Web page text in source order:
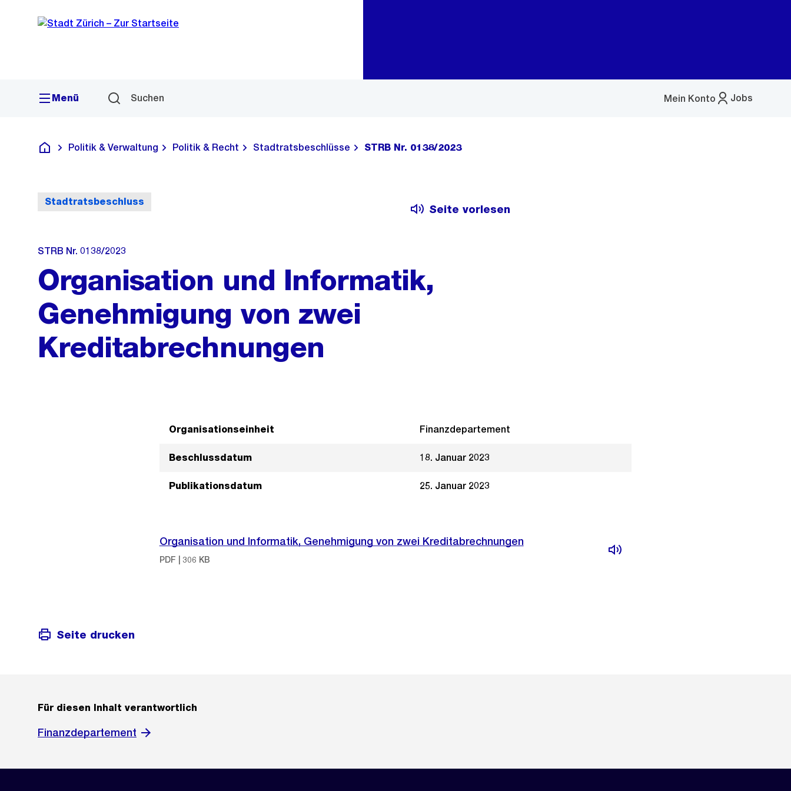
Navigation
Sprunglink
Menü Suchen Jobs
Mein Konto
Menü
Deutsch
Politik & Verwaltung Politik & Recht Stadtratsbeschlüsse STRB Nr. 0138/2023
Stadtratsbeschluss
Seite vorlesen
STRB Nr. 0138/2023
Organisation und Informatik,
Genehmigung von zwei
Kreditabrechnungen
Organisationseinheit Finanzdepartement
Beschlussdatum 18. Januar 2023
Publikationsdatum 25. Januar 2023
Organisation und Informatik, Genehmigung von zwei Kreditabrechnungen
PDF | 306 KB
Seite drucken
Für diesen Inhalt verantwortlich
Finanzdepartement